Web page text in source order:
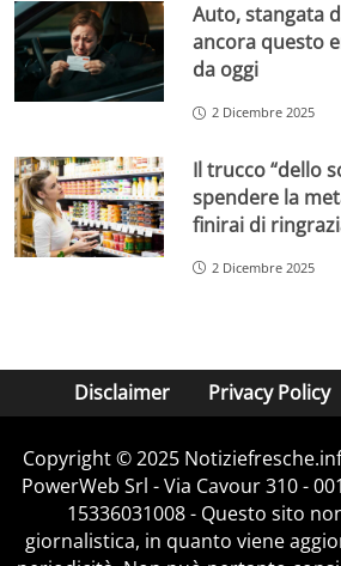
Auto, stangata
ancora questo
da oggi
2 Dicembre 2025
Il trucco “dello
spendere la
finirai di
2 Dicembre 2025
Disclaimer Privacy Policy
Copyright © 2025
PowerWeb Srl - Via Cavour 310 -
15336031008 - Questo sito
giornalistica, in quanto viene